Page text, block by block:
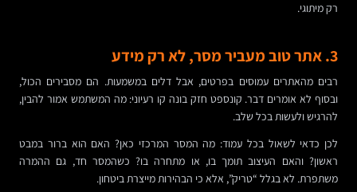
רק מיתוגי.
3. אתר טוב מעביר מסר, לא רק מידע
רבים מהאתרים עמוסים בפרטים, אבל דלים במשמעות. הם מסבירים הכול,
ובסוף לא אומרים דבר. קונספט חזק בונה קו רעיוני: מה המשתמש אמור להבין,
להרגיש ולעשות בכל שלב.
לכן כדאי לשאול בכל עמוד: מה המסר המרכזי כאן? האם הוא ברור במבט
ראשון? והאם העיצוב תומך בו, או מתחרה בו? כשהמסר חד, גם ההמרה
משתפרת. לא בגלל “טריק”, אלא כי הבהירות מייצרת ביטחון.